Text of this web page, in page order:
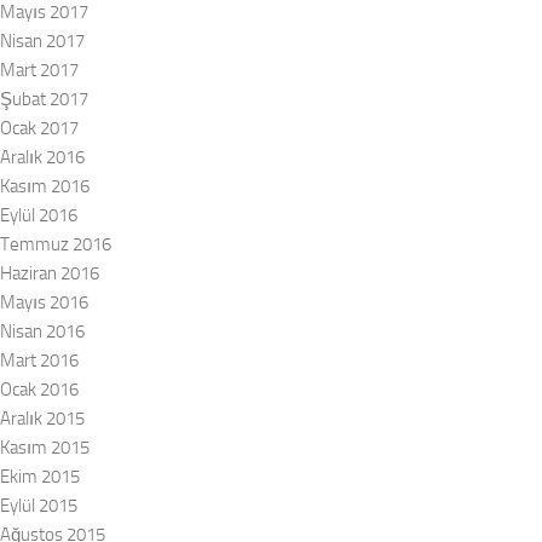
Mayıs 2017
Nisan 2017
Mart 2017
Şubat 2017
Ocak 2017
Aralık 2016
Kasım 2016
Eylül 2016
Temmuz 2016
Haziran 2016
Mayıs 2016
Nisan 2016
Mart 2016
Ocak 2016
Aralık 2015
Kasım 2015
Ekim 2015
Eylül 2015
Ağustos 2015